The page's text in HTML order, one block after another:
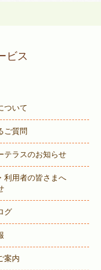
ビス
ついて
ご質問
テラスのお知らせ
利用者の皆さまへ
グ
案内